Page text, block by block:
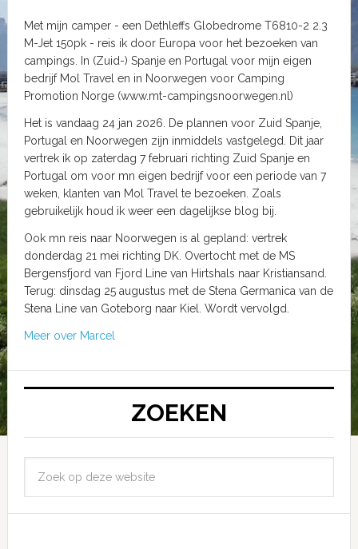
Met mijn camper - een Dethleffs Globedrome T6810-2 2.3
M-Jet 150pk - reis ik door Europa voor het bezoeken van
campings. In (Zuid-) Spanje en Portugal voor mijn eigen
bedrijf Mol Travel en in Noorwegen voor Camping
Promotion Norge (www.mt-campingsnoorwegen.nl)
Het is vandaag 24 jan 2026. De plannen voor Zuid Spanje,
Portugal en Noorwegen zijn inmiddels vastgelegd. Dit jaar
vertrek ik op zaterdag 7 februari richting Zuid Spanje en
Portugal om voor mn eigen bedrijf voor een periode van 7
weken, klanten van Mol Travel te bezoeken. Zoals
gebruikelijk houd ik weer een dagelijkse blog bij.
Ook mn reis naar Noorwegen is al gepland: vertrek
donderdag 21 mei richting DK. Overtocht met de MS
Bergensfjord van Fjord Line van Hirtshals naar Kristiansand.
Terug: dinsdag 25 augustus met de Stena Germanica van de
Stena Line van Goteborg naar Kiel. Wordt vervolgd.
Meer over Marcel
ZOEKEN